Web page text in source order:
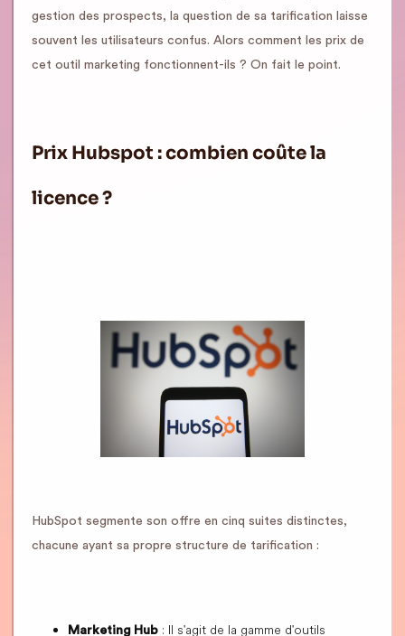
gestion des prospects, la question de sa tarification laisse
souvent les utilisateurs confus. Alors comment les prix de
cet outil marketing fonctionnent-ils ? On fait le point.
Prix Hubspot : combien coûte la
licence ?
HubSpot segmente son offre en cinq suites distinctes,
chacune ayant sa propre structure de tarification :
Marketing Hub : Il s'agit de la gamme d'outils